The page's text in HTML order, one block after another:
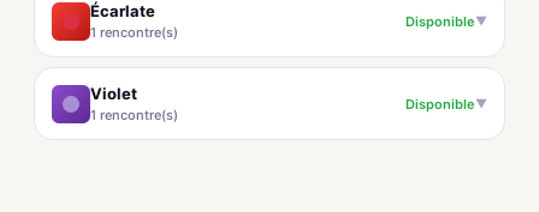
Écarlate
1 rencontre(s)
Disponible▼
Violet
1 rencontre(s)
Disponible▼